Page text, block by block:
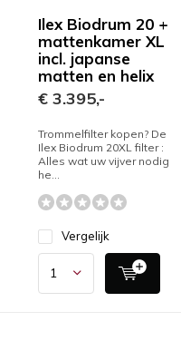
Ilex Biodrum 20 +
mattenkamer XL
incl. japanse
matten en helix
€ 3.395,-
Trommelfilter kopen? De
Ilex Biodrum 20XL filter :
Alles wat uw vijver nodig
he...
Vergelijk